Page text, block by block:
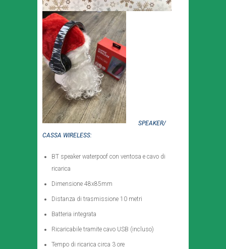
SPEAKER/
CASSA WIRELESS:
BT speaker waterpoof con ventosa e cavo di
ricarica
Dimensione 48x85mm
Distanza di trasmissione 10 metri
Batteria integrata
Ricaricabile tramite cavo USB (incluso)
Tempo di ricarica circa 3 ore